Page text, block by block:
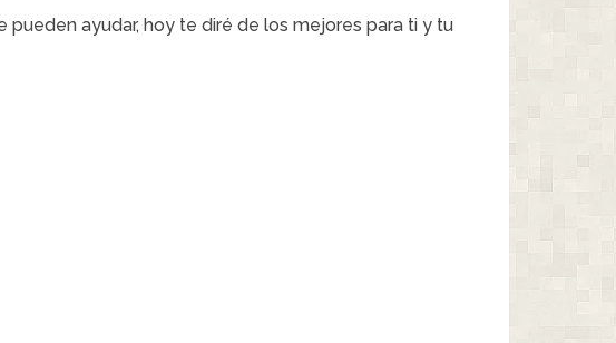
ayudar, hoy te diré de los mejores para ti y tu